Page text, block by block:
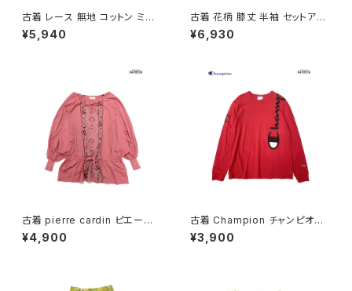
古着 レース 無地 コットン ミニ
丈 ティアード スカート 白 (ba2
607001)
¥5,940
古着 花柄 膝丈 半袖 セットアッ
プ 青 (oa2607082)
¥6,930
古着 pierre cardin ピエール・
カルダン リボン 総柄 カットソー
長袖 ブラウス サーモンピンク (t
¥4,900
古着 Champion チャンピオン
ロゴ ブランドロゴ コットン10
0％ 長袖 Ｔシャツ 赤 (ttu2501
¥3,900